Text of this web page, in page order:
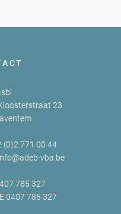
23
(0)2 771 00 44
vba.be
785 327
0407 785 327